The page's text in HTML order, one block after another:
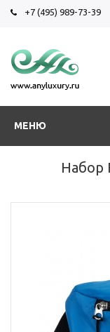
+7 (495) 989-73-39
МЕНЮ
Набор